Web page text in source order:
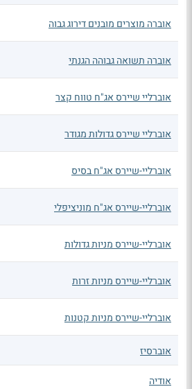
אוברה מוצרים מובנים דירוג גבוה
אוברה תשואה גבוהה הגנתי
אוברליי שיירס אג"ח טווח קצר
אוברליי שיירס גדולות מגודר
אוברליי-שיירס אג"ח בסיס
אוברליי-שיירס אג"ח מוניציפלי
אוברליי-שיירס מניות גדולות
אוברליי-שיירס מניות זרות
אוברליי-שיירס מניות קטנות
אוברסיז
אודיה